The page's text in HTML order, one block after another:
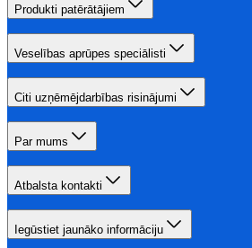
Produkti patērātājiem
Veselības aprūpes speciālisti
Citi uzņēmējdarbības risinājumi
Par mums
Atbalsta kontakti
Iegūstiet jaunāko informāciju